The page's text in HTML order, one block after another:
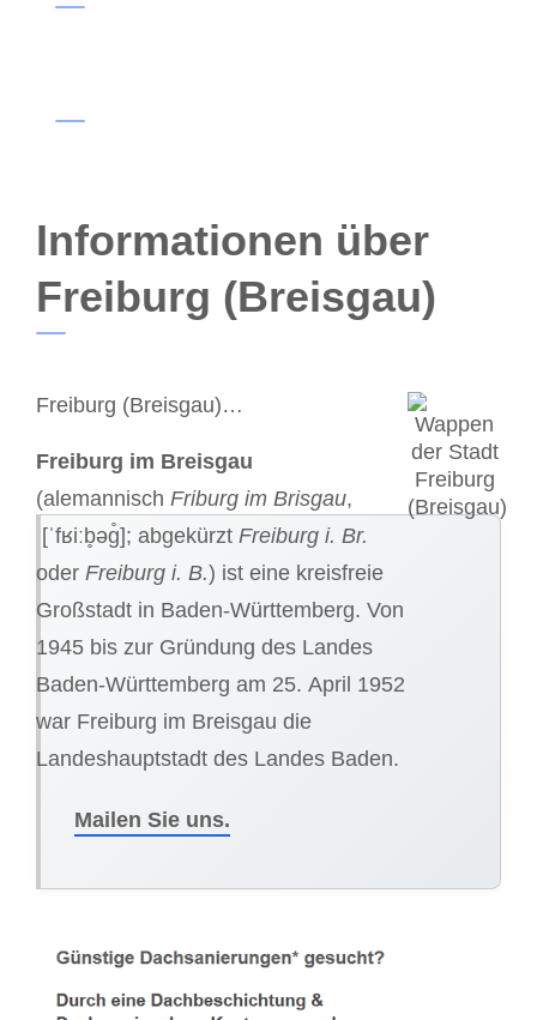
Informationen über
Freiburg (Breisgau)
Freiburg (Breisgau)…
Freiburg im Breisgau
(alemannisch Friburg im Brisgau,
[ˈfʁiːb̥əɡ̊]; abgekürzt Freiburg i. Br.
oder Freiburg i. B.) ist eine kreisfreie
Großstadt in Baden-Württemberg. Von
1945 bis zur Gründung des Landes
Baden-Württemberg am 25. April 1952
war Freiburg im Breisgau die
Landeshauptstadt des Landes Baden.
Mailen Sie uns.